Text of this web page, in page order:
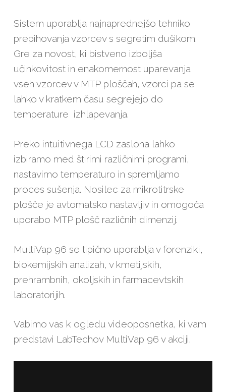
Sistem uporablja najnaprednejšo tehniko
prepihovanja vzorcev s segretim dušikom.
Gre za novost, ki bistveno izboljša
učinkovitost in enakomernost uparevanja
vseh vzorcev v MTP ploščah, vzorci pa se
lahko v kratkem času segrejejo do
temperature izhlapevanja.
Preko intuitivnega LCD zaslona lahko
izbiramo med štirimi različnimi programi,
nastavimo temperaturo in spremljamo
proces sušenja. Nosilec za mikrotitrske
plošče je avtomatsko nastavljiv in omogoča
uporabo MTP plošč različnih dimenzij.
MultiVap 96 se tipično uporablja v forenziki,
biokemijskih analizah, v kmetijskih,
prehrambnih, okoljskih in farmacevtskih
laboratorijih.
Vabimo vas k ogledu videoposnetka, ki vam
predstavi LabTechov MultiVap 96 v akciji.